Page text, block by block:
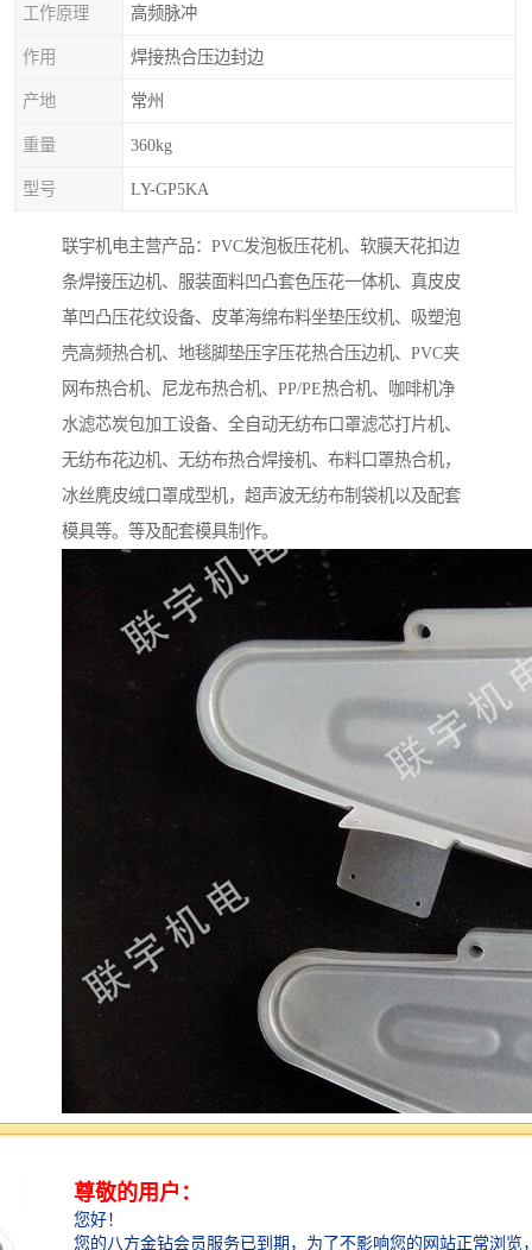
工作原理 高频脉冲
作用 焊接热合压边封边
产地 常州
重量 360kg
型号 LY-GP5KA
联宇机电主营产品：PVC发泡板压花机、软膜天花扣边
条焊接压边机、服装面料凹凸套色压花一体机、真皮皮
革凹凸压花纹设备、皮革海绵布料坐垫压纹机、吸塑泡
壳高频热合机、地毯脚垫压字压花热合压边机、PVC夹
网布热合机、尼龙布热合机、PP/PE热合机、咖啡机净
水滤芯炭包加工设备、全自动无纺布口罩滤芯打片机、
无纺布花边机、无纺布热合焊接机、布料口罩热合机，
冰丝麂皮绒口罩成型机，超声波无纺布制袋机以及配套
模具等。等及配套模具制作。